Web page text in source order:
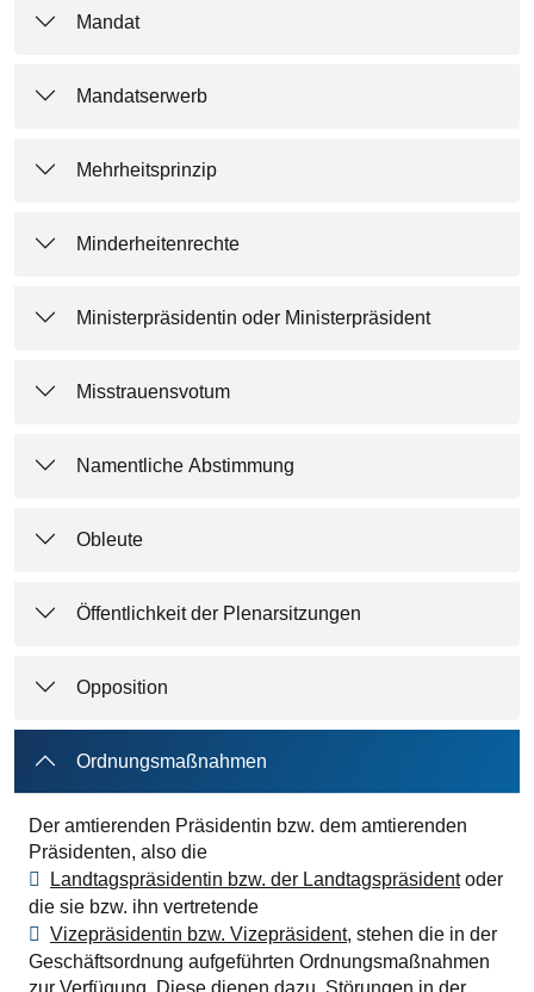
Mandat
Mandatserwerb
Mehrheitsprinzip
Minderheitenrechte
Ministerpräsidentin oder Ministerpräsident
Misstrauensvotum
Namentliche Abstimmung
Obleute
Öffentlichkeit der Plenarsitzungen
Opposition
Ordnungsmaßnahmen
Der amtierenden Präsidentin bzw. dem amtierenden
Präsidenten, also die
Landtagspräsidentin bzw. der Landtagspräsidentoder
die sie bzw. ihn vertretende
Vizepräsidentin bzw. Vizepräsident, stehen die in der
Geschäftsordnung aufgeführten Ordnungsmaßnahmen
zur Verfügung. Diese dienen dazu, Störungen in der